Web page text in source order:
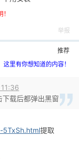
举报
推荐
里有你想知道的内容！
载后都弹出黑窗
5TxSh.html提取